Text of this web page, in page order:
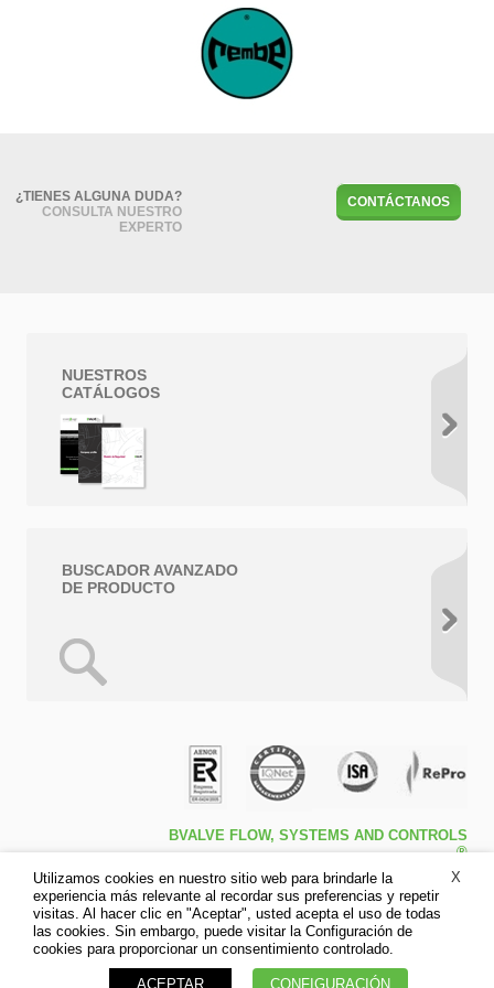
¿TIENES ALGUNA DUDA?
CONSULTA NUESTRO
EXPERTO
CONTÁCTANOS
NUESTROS
CATÁLOGOS
BUSCADOR AVANZADO
DE PRODUCTO
BVALVE FLOW, SYSTEMS AND CONTROLS
®
Travessa de Peralta 5ª – Pol. Ind. l1 46540 El
Puig (Valencia)
Tfno: +34 961.473.161
Fax: +34 961.473.170
Aviso legal
Política de cookies
X
Utilizamos cookies en nuestro sitio web para brindarle la
experiencia más relevante al recordar sus preferencias y repetir
visitas. Al hacer clic en "Aceptar", usted acepta el uso de todas
las cookies. Sin embargo, puede visitar la Configuración de
cookies para proporcionar un consentimiento controlado.
ACEPTAR CONFIGURACIÓN